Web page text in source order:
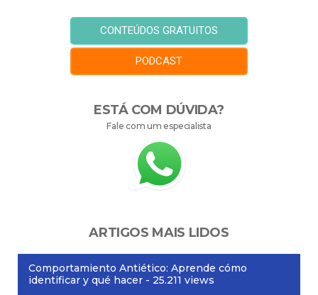
CONTEÚDOS GRATUITOS
PODCAST
ESTÁ COM DÚVIDA?
Fale com um especialista
ARTIGOS MAIS LIDOS
Comportamiento Antiético: Aprende cómo
identificar y qué hacer - 25.211 views